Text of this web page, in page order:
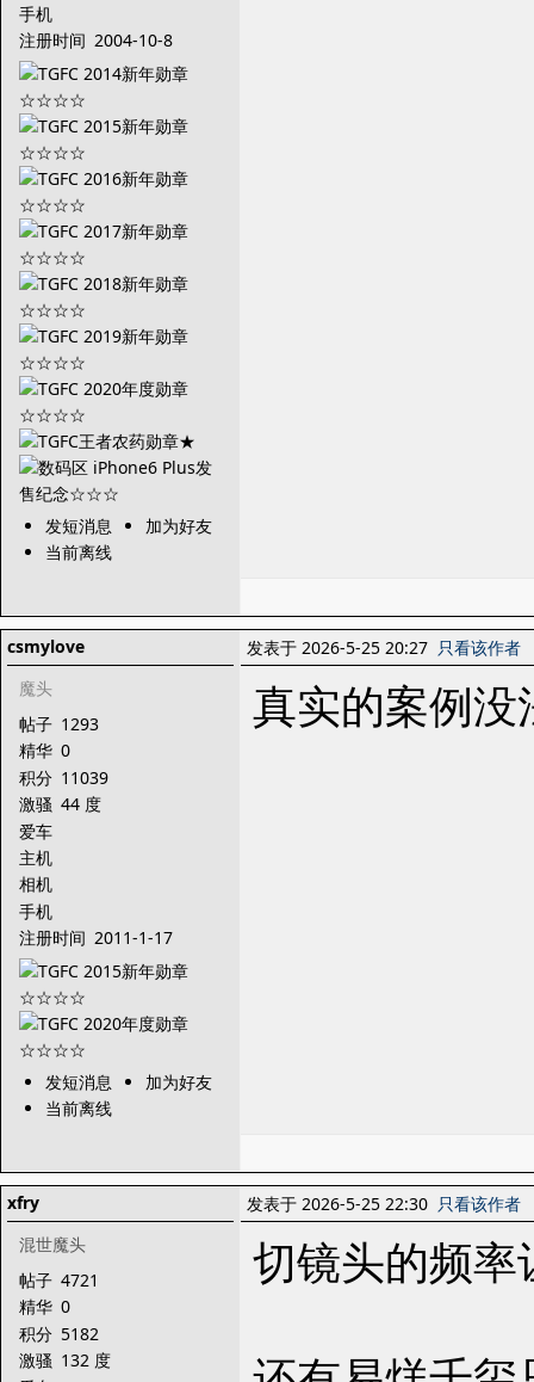
手机
注册时间 2004-10-8
发短消息
加为好友
当前离线
csmylove
魔头
帖子 1293
精华 0
积分 11039
激骚 44 度
爱车
主机
相机
手机
注册时间 2011-1-17
发短消息
加为好友
当前离线
发表于 2026-5-25 20:27 只看该作者
真实的案例
xfry
混世魔头
帖子 4721
精华 0
积分 5182
激骚 132 度
发表于 2026-5-25 22:30 只看该作者
切镜头的频